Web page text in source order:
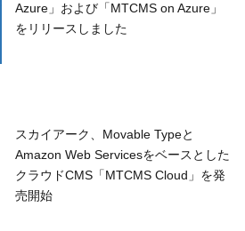
Azure」および「MTCMS on Azure」
をリリースしました
スカイアーク、Movable Typeと
Amazon Web Servicesをベースとした
クラウドCMS「MTCMS Cloud」を発
売開始